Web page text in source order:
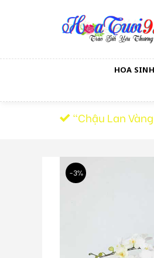
HOA
“Chậu Lan
-3%